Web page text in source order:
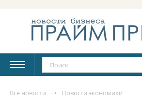
Все новости Новости экономики